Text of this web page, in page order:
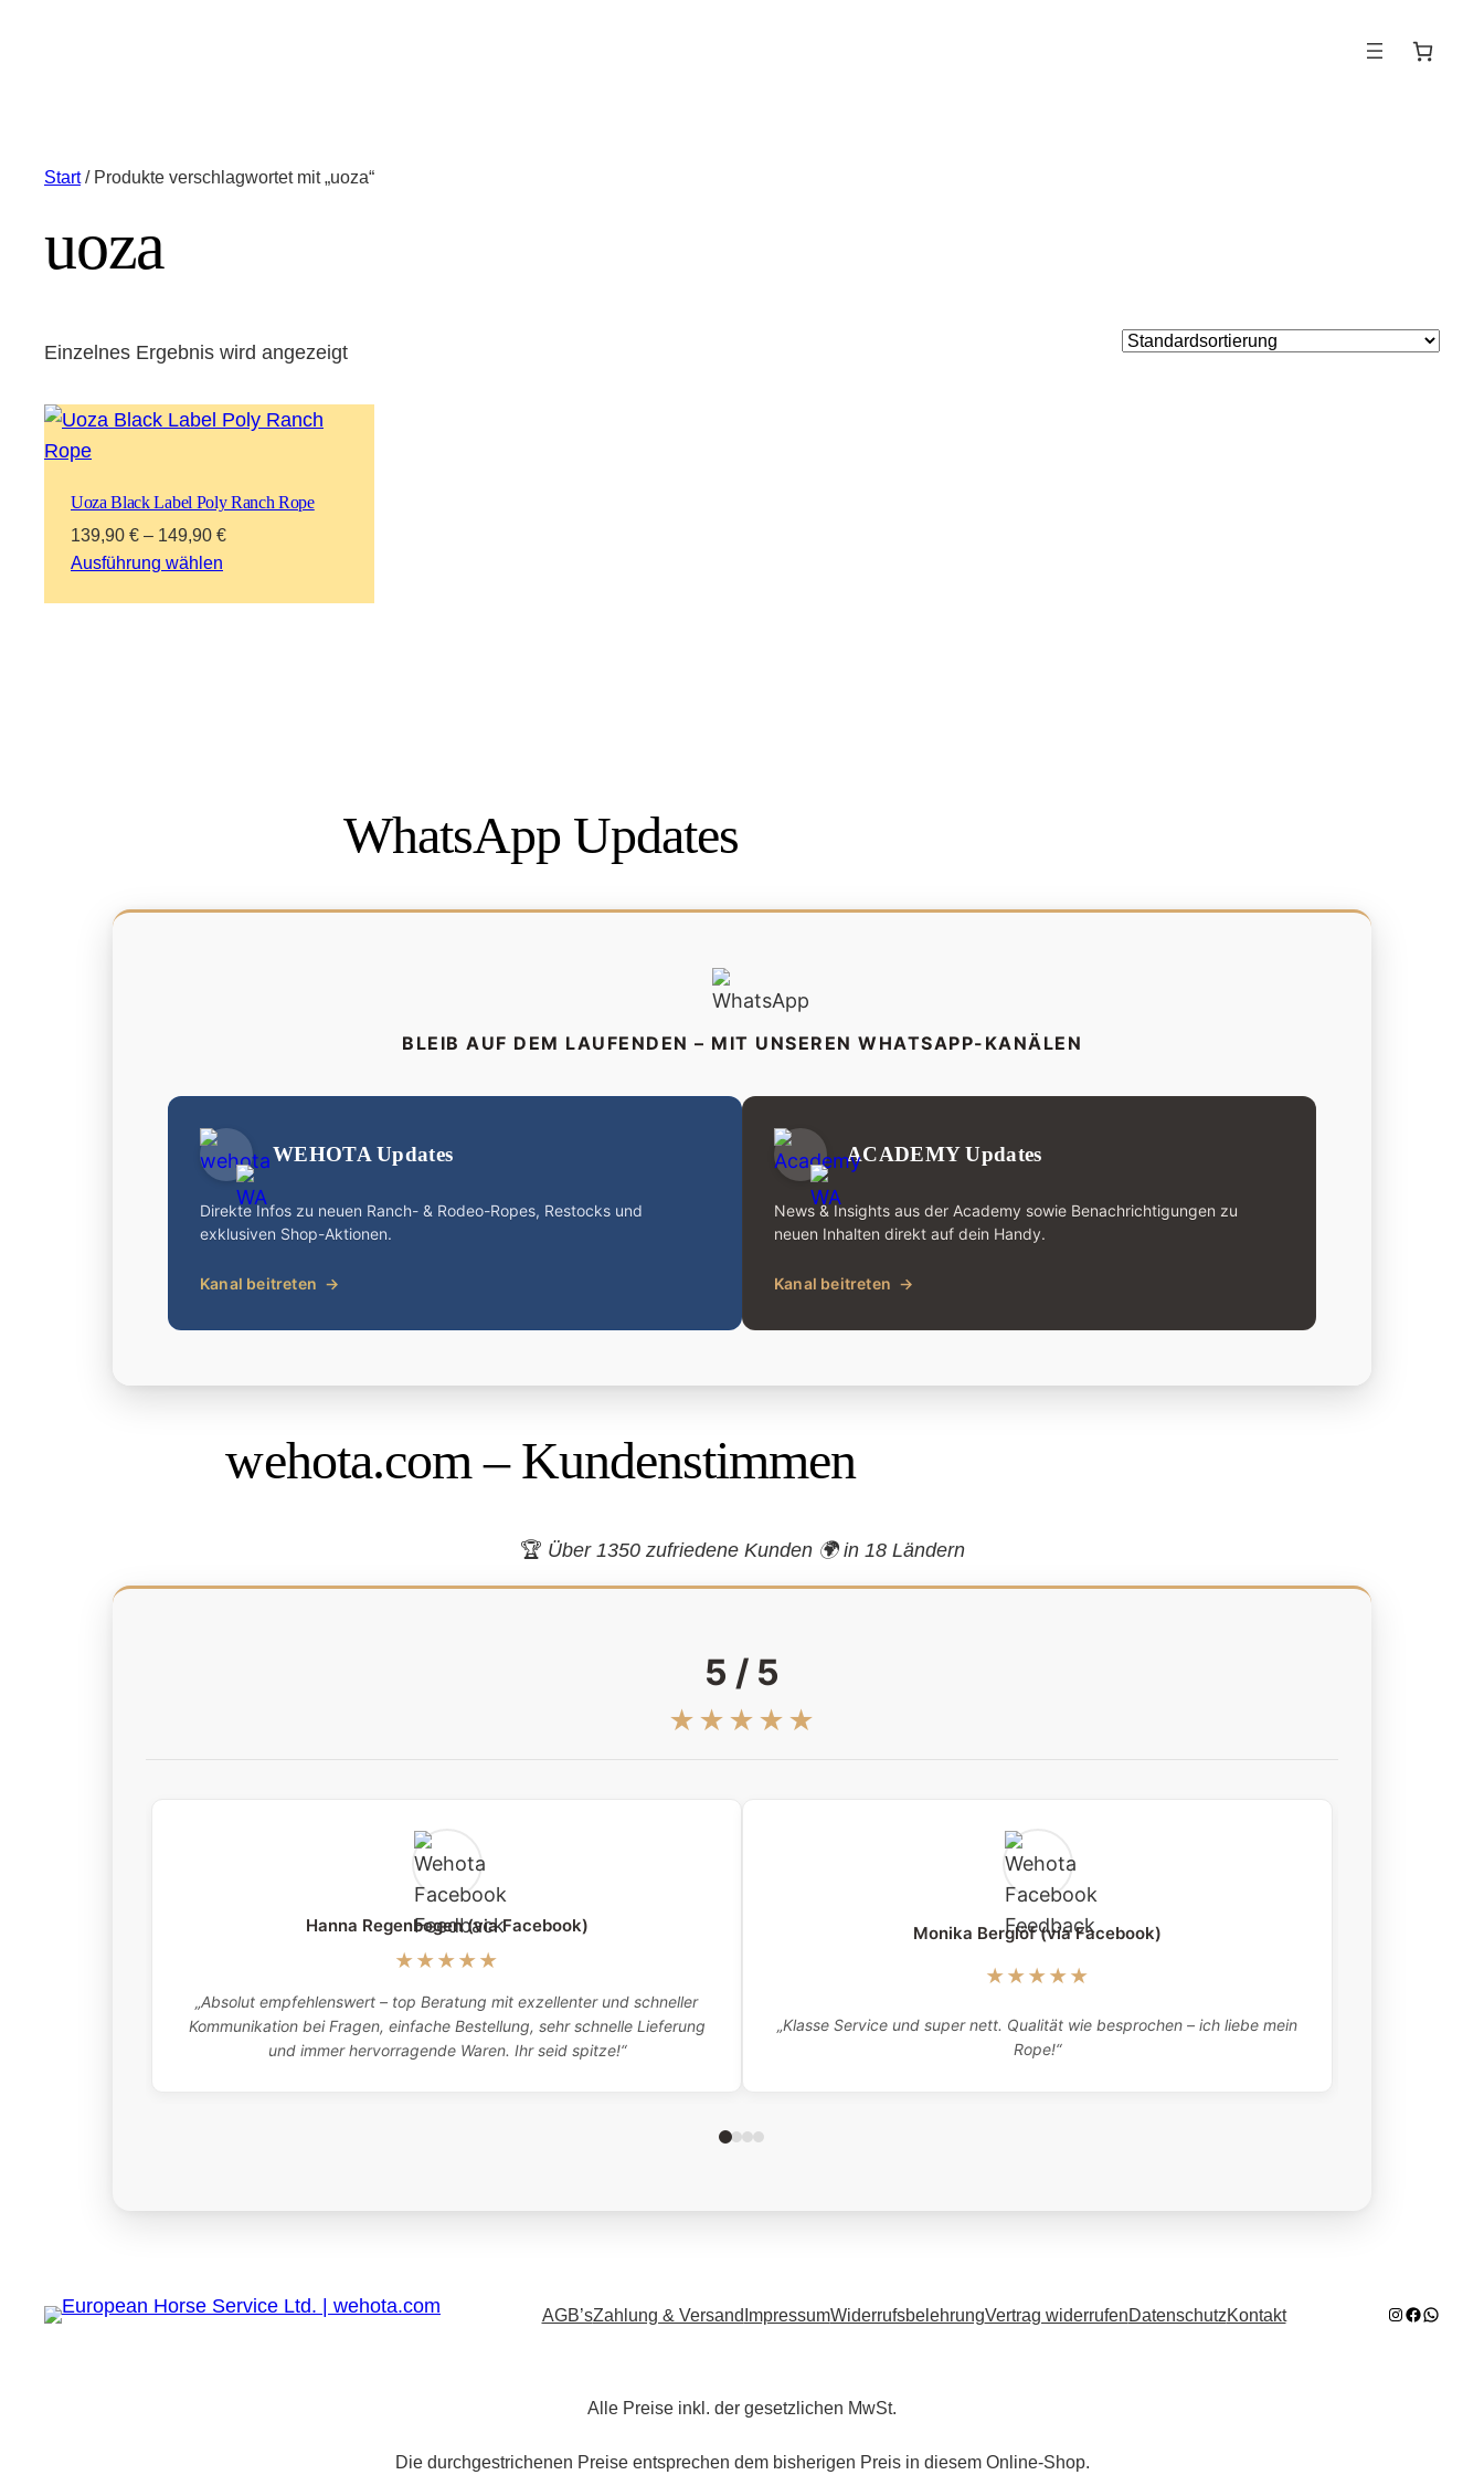
Start/ Produkte verschlagwortet mit „uoza“
uoza
Einzelnes Ergebnis wird angezeigt
Uoza Black Label Poly Ranch Rope
139,90 € – 149,90 €
Ausführung wählen
WhatsApp Updates
BLEIB AUF DEM LAUFENDEN – MIT UNSEREN WHATSAPP-KANÄLEN
WEHOTA Updates
Direkte Infos zu neuen Ranch- & Rodeo-Ropes, Restocks und
exklusiven Shop-Aktionen.
Kanal beitreten →
ACADEMY Updates
News & Insights aus der Academy sowie Benachrichtigungen zu
neuen Inhalten direkt auf dein Handy.
Kanal beitreten →
wehota.com – Kundenstimmen
🏆 Über 1350 zufriedene Kunden 🌍 in 18 Ländern
5 / 5
★★★★★
Hanna Regenbogen (via Facebook)
★★★★★
„Absolut empfehlenswert – top Beratung mit exzellenter und schneller
Kommunikation bei Fragen, einfache Bestellung, sehr schnelle Lieferung
und immer hervorragende Waren. Ihr seid spitze!“
Monika Berglöf (via Facebook)
★★★★★
„Klasse Service und super nett. Qualität wie besprochen – ich liebe mein
Rope!“
AGB’sZahlung & Versand ImpressumWiderrufsbelehrungVertrag widerrufenDatenschutzKontakt Instagram
Facebook
Alle Preise inkl. der gesetzlichen MwSt.
Die durchgestrichenen Preise entsprechen dem bisherigen Preis in diesem Online-Shop.